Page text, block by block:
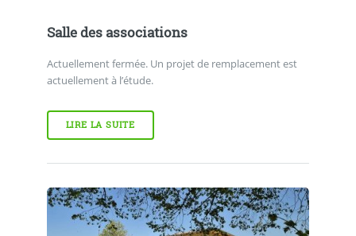
Salle des associations
Actuellement fermée. Un projet de remplacement est
actuellement à l’étude.
LIRE LA SUITE